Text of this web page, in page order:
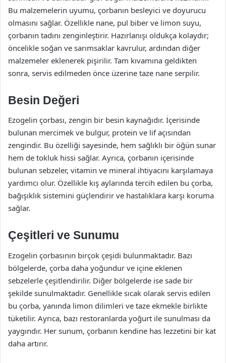
Bu malzemelerin uyumu, çorbanın besleyici ve doyurucu
olmasını sağlar. Özellikle nane, pul biber ve limon suyu,
çorbanın tadını zenginleştirir. Hazırlanışı oldukça kolaydır;
öncelikle soğan ve sarımsaklar kavrulur, ardından diğer
malzemeler eklenerek pişirilir. Tam kıvamına geldikten
sonra, servis edilmeden önce üzerine taze nane serpilir.
Besin Değeri
Ezogelin çorbası, zengin bir besin kaynağıdır. İçerisinde
bulunan mercimek ve bulgur, protein ve lif açısından
zengindir. Bu özelliği sayesinde, hem sağlıklı bir öğün sunar
hem de tokluk hissi sağlar. Ayrıca, çorbanın içerisinde
bulunan sebzeler, vitamin ve mineral ihtiyacını karşılamaya
yardımcı olur. Özellikle kış aylarında tercih edilen bu çorba,
bağışıklık sistemini güçlendirir ve hastalıklara karşı koruma
sağlar.
Çeşitleri ve Sunumu
Ezogelin çorbasının birçok çeşidi bulunmaktadır. Bazı
bölgelerde, çorba daha yoğundur ve içine eklenen
sebzelerle çeşitlendirilir. Diğer bölgelerde ise sade bir
şekilde sunulmaktadır. Genellikle sıcak olarak servis edilen
bu çorba, yanında limon dilimleri ve taze ekmekle birlikte
tüketilir. Ayrıca, bazı restoranlarda yoğurt ile sunulması da
yaygındır. Her sunum, çorbanın kendine has lezzetini bir kat
daha artırır.